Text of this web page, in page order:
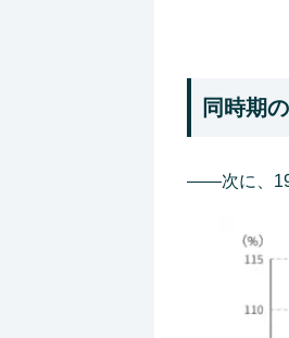
同時期
――次に、